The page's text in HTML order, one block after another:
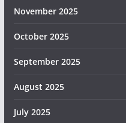
November 2025
October 2025
September 2025
August 2025
July 2025